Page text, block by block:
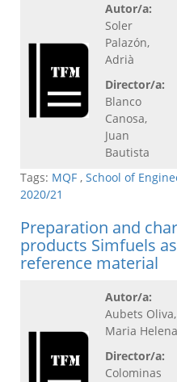
Autor/a:
Soler
Palazón,
Adrià
Director/a:
Blanco
Canosa,
Juan
Bautista
Tags: MQF , School of
2020/21
Preparation and
products Simfuels
reference material
Autor/a:
Aubets Oliva,
Maria Helena
Director/a:
Colominas